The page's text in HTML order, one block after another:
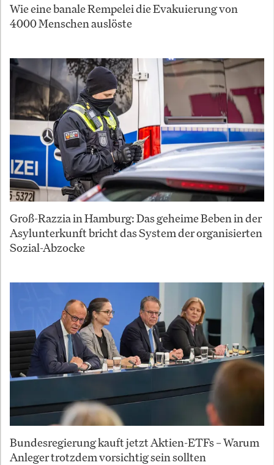
Wie eine banale Rempelei die Evakuierung von
4000 Menschen auslöste
Groß-Razzia in Hamburg: Das geheime Beben in der
Asylunterkunft bricht das System der organisierten
Sozial-Abzocke
Bundesregierung kauft jetzt Aktien-ETFs – Warum
Anleger trotzdem vorsichtig sein sollten